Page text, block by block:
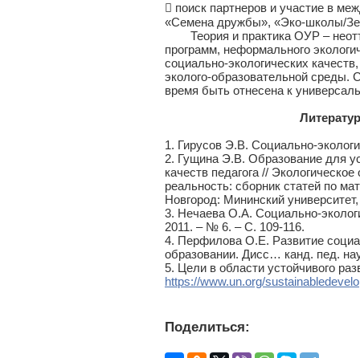
 поиск партнеров и участие в
«Семена дружбы», «Эко-школы/
Теория и практика ОУР –
программ, неформального
социально-экологических
эколого-образовательной среды.
время быть отнесена к
1. Гирусов Э.В. Социально-
2. Гущина Э.В. Образование для
качеств педагога //
реальность: сборник статей по
Новгород: Мининский
3. Нечаева О.А. Социально-
2011. – № 6. – С. 109-116.
4. Перфилова О.Е. Развитие
образовании. Дисс… канд. пед.
5. Цели в области устойчивого
https://www.un.org/
Поделиться: